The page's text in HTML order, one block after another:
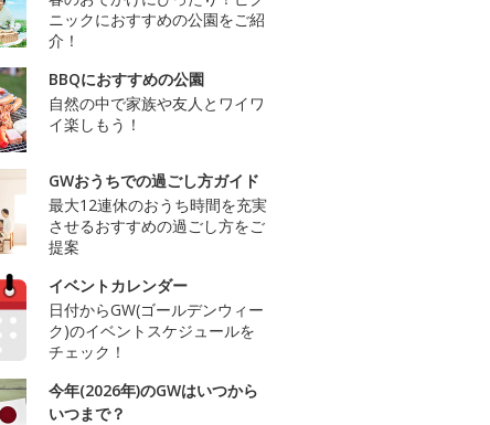
ニックにおすすめの公園をご紹
介！
BBQにおすすめの公園
自然の中で家族や友人とワイワ
イ楽しもう！
GWおうちでの過ごし方ガイド
最大12連休のおうち時間を充実
させるおすすめの過ごし方をご
提案
イベントカレンダー
日付からGW(ゴールデンウィー
ク)のイベントスケジュールを
チェック！
今年(2026年)のGWはいつから
いつまで？